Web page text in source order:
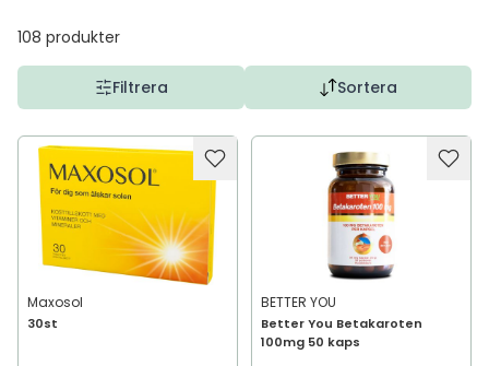
108 produkter
Filtrera Sortera
Maxosol
30st
BETTER YOU
Better You Betakaroten
100mg 50 kaps